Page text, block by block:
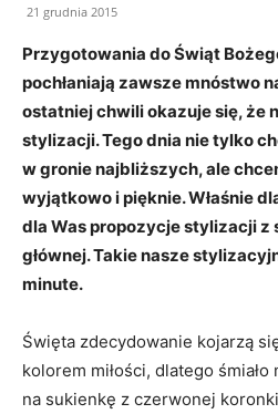
21 grudnia 2015
Przygotowania do Świąt
pochłaniają zawsze mnóstwo
ostatniej chwili okazuje się, że
stylizacji. Tego dnia nie tylko
w gronie najbliższych, ale
wyjątkowo i pięknie. Właśnie
dla Was propozycje stylizacji z
głównej. Takie nasze
minute.
Święta zdecydowanie kojarzą
kolorem miłości, dlatego
na sukienkę z czerwonej